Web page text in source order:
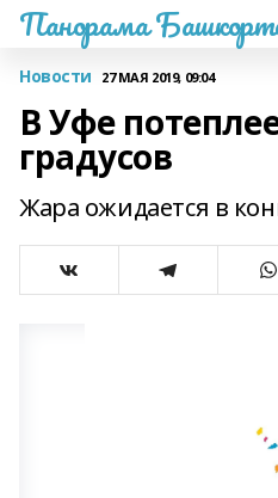
Панорама
Новости 27 МАЯ 2019, 09:04
В Уфе
градусов
Жара ожидается в